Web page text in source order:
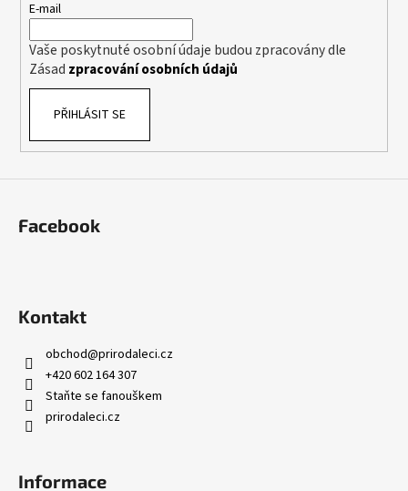
E-mail
Vaše poskytnuté osobní údaje budou zpracovány dle
Zásad zpracování osobních údajů
PŘIHLÁSIT SE
Facebook
Kontakt
obchod@prirodaleci.cz
+420 602 164 307
Staňte se fanouškem
prirodaleci.cz
Informace